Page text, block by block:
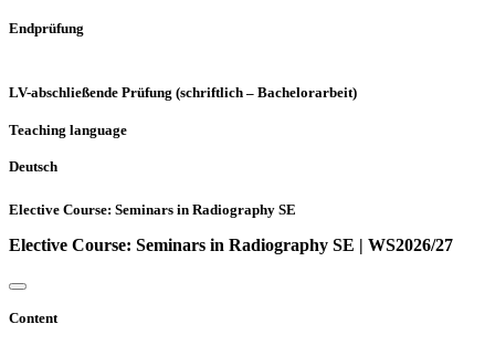
Endprüfung
LV-abschließende Prüfung (schriftlich – Bachelorarbeit)
Teaching language
Deutsch
Elective Course: Seminars in Radiography SE
Elective Course: Seminars in Radiography SE | WS2026/27
Content